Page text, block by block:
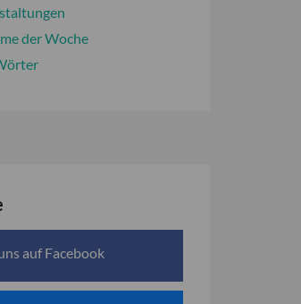
der Woche
uns auf Facebook